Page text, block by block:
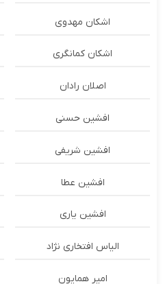
اشکان مهدوی
اشکان‌ کمانگری
اصلان رادان
افشین حسنی
افشین شریفی
افشین عطا
افشین یاری
الیاس افتخاری نژاد
امير همايون